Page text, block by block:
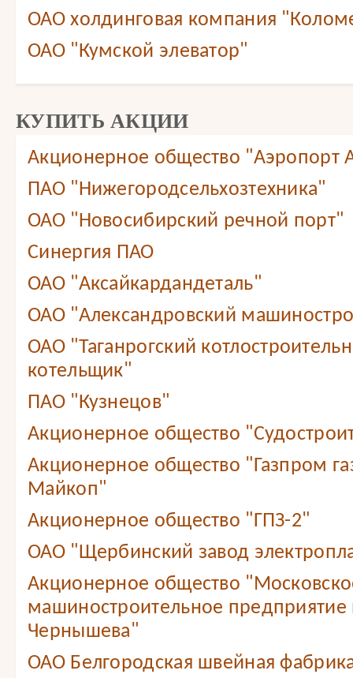
ОАО холдинговая компания
ОАО "Кумской элеватор"
КУПИТЬ АКЦИИ
Акционерное общество "Аэропорт
ПАО "Нижегородсельхозтехника"
ОАО "Новосибирский речной порт"
Синергия ПАО
ОАО "Аксайкардандеталь"
ОАО "Александровский
ОАО "Таганрогский
котельщик"
ПАО "Кузнецов"
Акционерное общество
Акционерное общество "Газпром
Майкоп"
Акционерное общество "ГПЗ-2"
ОАО "Щербинский завод
Акционерное общество
машиностроительное
Чернышева"
ОАО Белгородская швейная